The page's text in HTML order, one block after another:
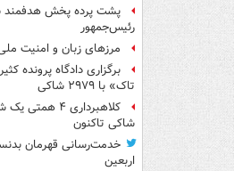
پشت پرده پخش هدفمند
رئیس‌جمهور
مرزهای زبان و امنیت
برگزاری دادگاه پرونده
تاک» با ۲۹۷۹ شاکی
شاکی تاکنون
خدمت‌رسانی قهرمان
اربعین